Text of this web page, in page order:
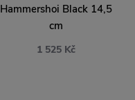
Hammershoi Black 14,5
cm
1 525 Kč